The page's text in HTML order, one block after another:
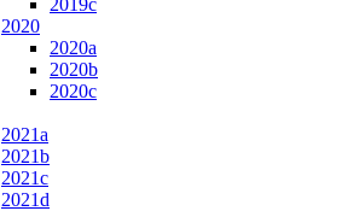
2019c
2020
2020a
2020b
2020c
2021a
2021b
2021c
2021d